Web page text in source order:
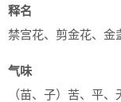
释名
禁宫花、剪金花、金
气味
（苗、子）苦、平、